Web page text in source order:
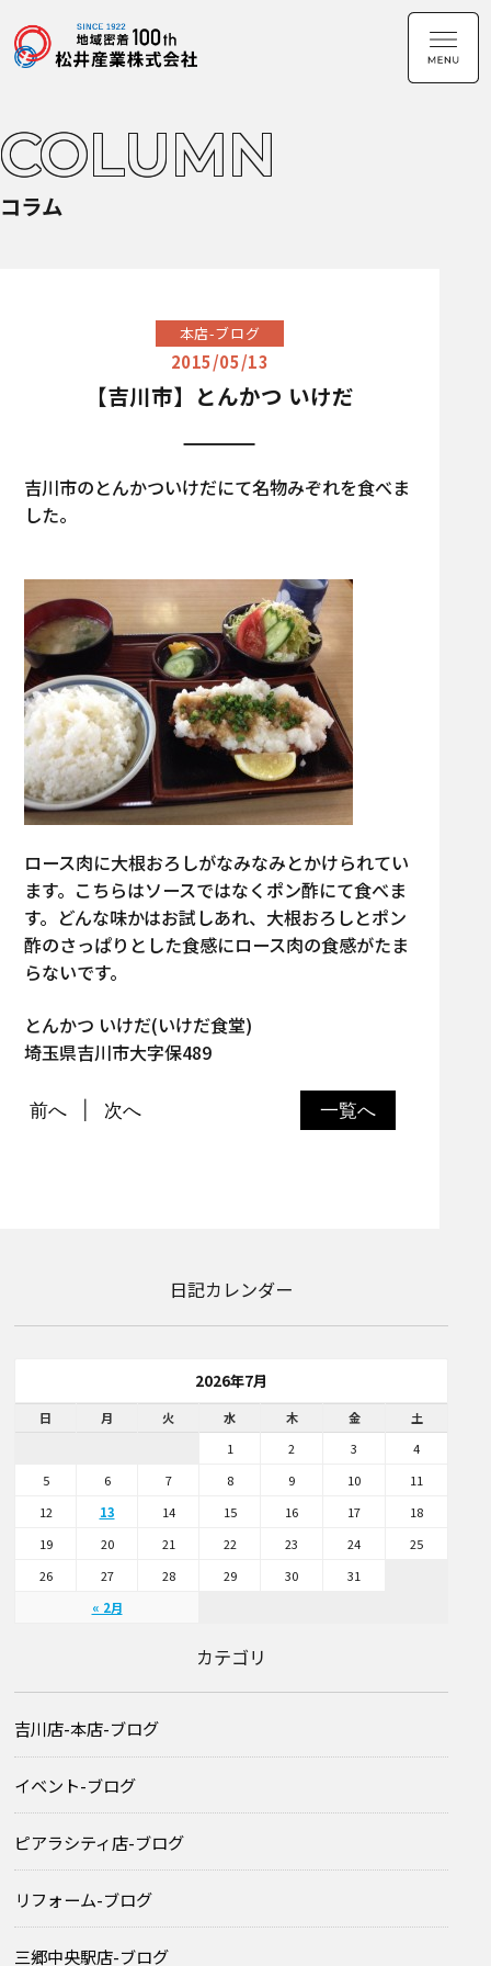
COLUMN
コラム
本店-ブログ
2015/05/13
【吉川市】とんかつ いけだ
吉川市のとんかついけだにて名物みぞれを食べま
した。
ロース肉に大根おろしがなみなみとかけられてい
ます。こちらはソースではなくポン酢にて食べま
す。どんな味かはお試しあれ、大根おろしとポン
酢のさっぱりとした食感にロース肉の食感がたま
らないです。
とんかつ いけだ(いけだ食堂)
埼玉県吉川市大字保489
一覧へ
前へ 次へ
日記カレンダー
2026年7月
日 月 火 水 木 金 土
« 2月
1 2 3
4
5
6 7 8 9 10
11
12
13 14 15 16 17
18
19
20 21 22 23 24
25
26
27 28 29 30 31
カテゴリ
吉川店-本店-ブログ
イベント-ブログ
ピアラシティ店-ブログ
リフォーム-ブログ
三郷中央駅店-ブログ